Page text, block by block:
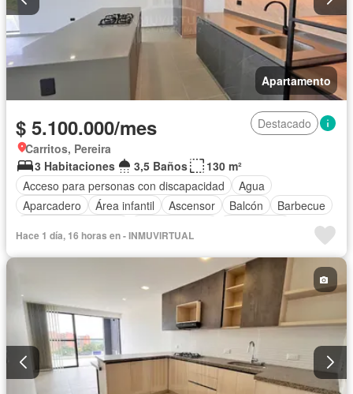
Apartamento
$ 5.100.000/mes
Destacado
Carritos, Pereira
3 Habitaciones
3,5 Baños
130 m²
Acceso para personas con discapacidad
Agua
Aparcadero
Área infantil Ascensor Balcón
Barbecue
Gimnasio
Internet Jardín Patio
Vista panorámica
Wifi
Permite niños
Hace 1 día, 16 horas en - INMUVIRTUAL